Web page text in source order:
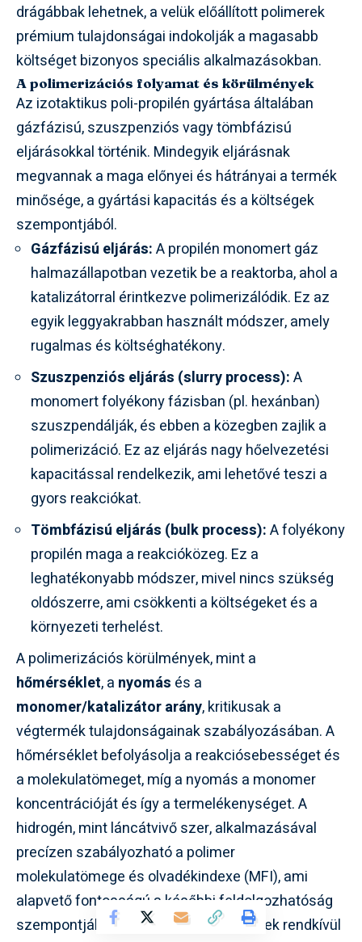
drágábbak lehetnek, a velük előállított polimerek
prémium tulajdonságai indokolják a magasabb
költséget bizonyos speciális alkalmazásokban.
A polimerizációs folyamat és körülmények
Az izotaktikus poli-propilén gyártása általában
gázfázisú, szuszpenziós vagy tömbfázisú
eljárásokkal történik. Mindegyik eljárásnak
megvannak a maga előnyei és hátrányai a termék
minősége, a gyártási kapacitás és a költségek
szempontjából.
Gázfázisú eljárás:A propilén monomert gáz
halmazállapotban vezetik be a reaktorba, ahol a
katalizátorral érintkezve polimerizálódik. Ez az
egyik leggyakrabban használt módszer, amely
rugalmas és költséghatékony.
Szuszpenziós eljárás (slurry process):A
monomert folyékony fázisban (pl. hexánban)
szuszpendálják, és ebben a közegben zajlik a
polimerizáció. Ez az eljárás nagy hőelvezetési
kapacitással rendelkezik, ami lehetővé teszi a
gyors reakciókat.
Tömbfázisú eljárás (bulk process):A folyékony
propilén maga a reakcióközeg. Ez a
leghatékonyabb módszer, mivel nincs szükség
oldószerre, ami csökkenti a költségeket és a
környezeti terhelést.
A polimerizációs körülmények, mint a
hőmérséklet, a nyomás és a
monomer/katalizátor arány, kritikusak a
végtermék tulajdonságainak szabályozásában. A
hőmérséklet befolyásolja a reakciósebességet és
a molekulatömeget, míg a nyomás a monomer
koncentrációját és így a termelékenységet. A
hidrogén, mint láncátvivő szer, alkalmazásával
precízen szabályozható a polimer
molekulatömege és olvadékindexe (MFI), ami
alapvető fontosságú a későbbi feldolgozhatóság
szempontjából. A modern gyártóüzemek rendkívül